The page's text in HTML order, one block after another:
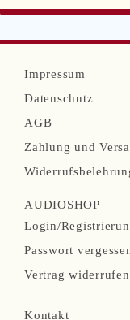
N
a
v
i
g
t
i
o
ü
Impressum
Datenschutz
AGB
Zahlung und
AUDIOSHOP
N
a
v
Login/
Passwort
Vertrag widerrufen
N
Kontakt